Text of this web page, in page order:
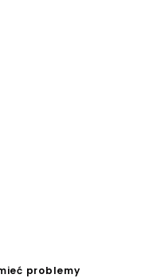
problemy